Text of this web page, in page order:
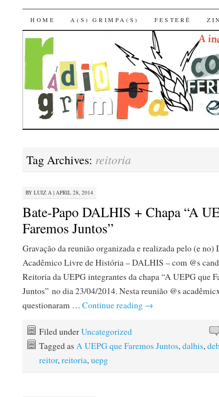
Rádio Livre Grimpa
SKIP
TO
CONTENT
HOME A(S) GRIMPA(S) FESTERÊ
Tag Archives: reitoria
BY LUIZ A |APRIL 28, 2014
Bate-Papo DALHIS + Chapa “A
Faremos Juntos”
Gravação da reunião organizada e realizada pelo (e
Acadêmico Livre de História – DALHIS – com @s
Reitoria da UEPG integrantes da chapa “A UEPG que
Juntos” no dia 23/04/2014. Nesta reunião @s
questionaram …Continue reading →
Filed underUncategorized
Tagged asA UEPG que Faremos Juntos,dalhis,
reitor,reitoria,uepg